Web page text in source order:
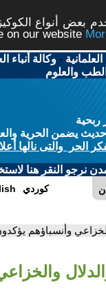
بعض أنواع
on our website
-وكالة أنباء
الطب والعلوم
ربحية
يضمن الحرية
الحر والتى نالها
نرجو النقر هنا
كوردي
وأنسباؤهم يؤكدون